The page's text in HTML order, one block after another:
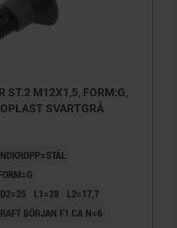
ST.2 M12X1,5, FORM:G,
SVARTGRÅ
D2=25 L1=28
L2=17,7
BÖRJAN F1 CA N=6